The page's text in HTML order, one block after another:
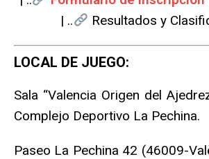
| ..
Resultados y
LOCAL DE JUEGO:
Sala “Valencia Origen del
Complejo Deportivo La Pechina.
Paseo La Pechina 42 (46009-